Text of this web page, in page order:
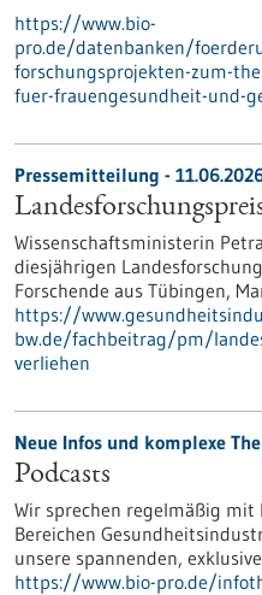
https://www.bio-
pro.de/datenbanken/
forschungsprojekten-zum-
fuer-frauengesundheit-und-
Pressemitteilung -
Wissenschaftsministerin
diesjährigen
Forschende aus Tübingen,
https://
bw.de/fachbeitrag/pm/
verliehen
Neue Infos und komplexe
Podcasts
Wir sprechen regelmäßig mit
Bereichen
unsere spannenden,
https://www.bio-pro.de/